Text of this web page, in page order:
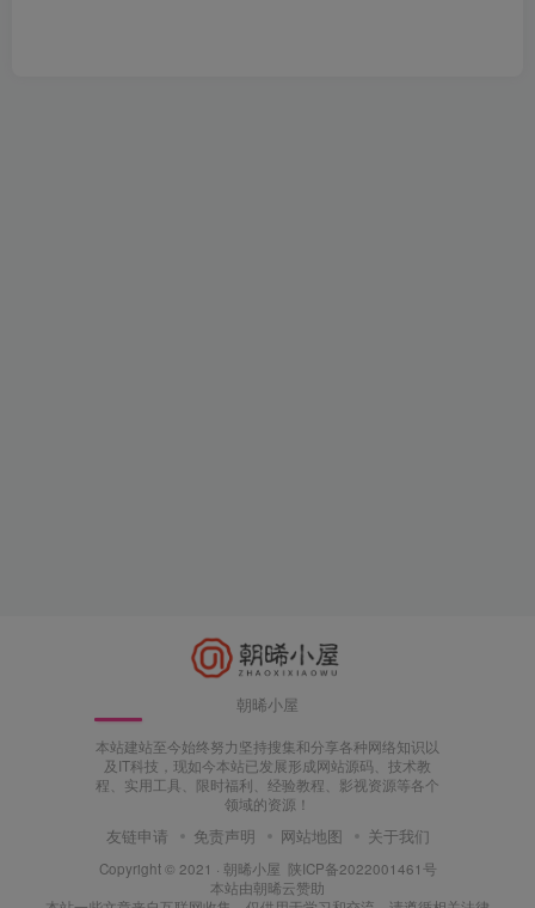
朝晞小屋
本站建站至今始终努力坚持搜集和分享各种网络知识以
及IT科技，现如今本站已发展形成网站源码、技术教
程、实用工具、限时福利、经验教程、影视资源等各个
领域的资源！
友链申请 免责声明 网站地图 关于我们
Copyright © 2021 · 朝晞小屋 陕ICP备2022001461号
本站由朝晞云赞助